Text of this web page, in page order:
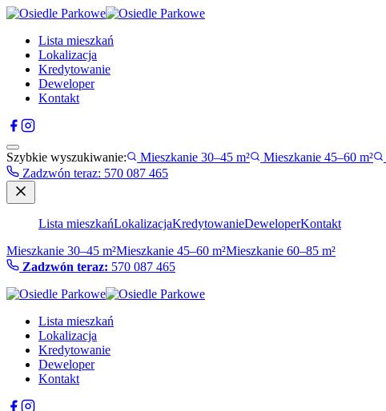
Lista mieszkań
Lokalizacja
Kredytowanie
Deweloper
Kontakt
Szybkie wyszukiwanie: Mieszkanie 30–45 m² Mieszkanie 45–60 m²
Zadzwón teraz: 570 087 465
Lista mieszkańLokalizacjaKredytowanieDeweloperKontakt
Mieszkanie 30–45 m²Mieszkanie 45–60 m²Mieszkanie 60–85 m²
Zadzwón teraz: 570 087 465
Lista mieszkań
Lokalizacja
Kredytowanie
Deweloper
Kontakt